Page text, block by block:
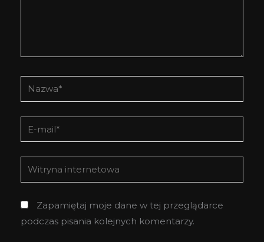
Nazwa*
E-
mail*
Witryna
internetowa
Zapamiętaj moje dane w tej przeglądarce
podczas pisania kolejnych komentarzy.